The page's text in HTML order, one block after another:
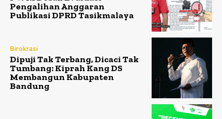
Pengalihan Anggaran
Publikasi DPRD Tasikmalaya
Birokrasi
Dipuji Tak Terbang, Dicaci Tak
Tumbang: Kiprah Kang DS
Membangun Kabupaten
Bandung